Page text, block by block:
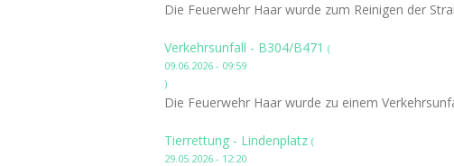
Die Feuerwehr Haar wurde zum Reinigen der
Verkehrsunfall - B304/B471 (
09.06.2026 - 09:59
)
Die Feuerwehr Haar wurde zu einem
Tierrettung - Lindenplatz (
29.05.2026 - 12:20